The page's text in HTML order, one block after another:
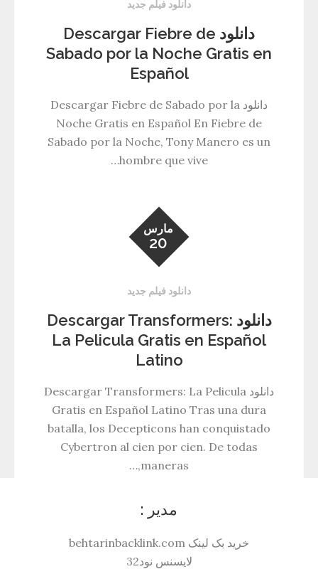
دانلود فیلم جدید
دانلود Descargar Fiebre de
Sabado por la Noche Gratis en
Español
دانلود Descargar Fiebre de Sabado por la
Noche Gratis en Español En Fiebre de
Sabado por la Noche, Tony Manero es un
hombre que vive…
مارس
20
دانلود فیلم جدید
دانلود Descargar Transformers:
La Pelicula Gratis en Español
Latino
دانلود Descargar Transformers: La Pelicula
Gratis en Español Latino Tras una dura
batalla, los Decepticons han conquistado
Cybertron al cien por cien. De todas
maneras,…
مدیر :
خرید بک لینک behtarinbacklink.com
لایسنس نود32